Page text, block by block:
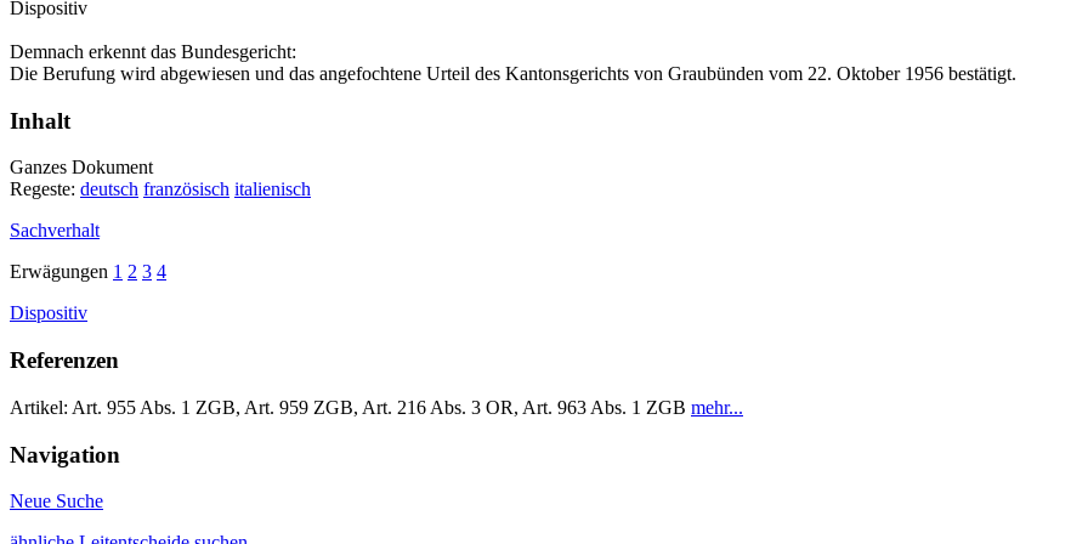
Dispositiv
Demnach erkennt das Bundesgericht:
Die Berufung wird abgewiesen und das angefochtene Urteil des Kantonsgerichts von Graubünden vom 22. Oktober 1956 bestätigt.
Inhalt
Ganzes Dokument
Regeste: deutsch französisch italienisch
Sachverhalt
Erwägungen 1 2 3 4
Dispositiv
Referenzen
Artikel: Art. 955 Abs. 1 ZGB, Art. 959 ZGB, Art. 216 Abs. 3 OR, Art. 963 Abs. 1 ZGB mehr...
Navigation
Neue Suche